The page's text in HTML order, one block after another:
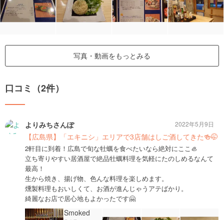
写真・動画をもっとみる
口コミ（2件）
よりみちさんぽ
【広島県】「エキニシ」エリアで3店舗はしご酒してきた🍻🤭
2軒目に到着！広島で旬な牡蠣を食べたいなら絶対にここ🦪
立ち寄りやすい居酒屋で絶品牡蠣料理を気軽にたのしめるなんて
最高！
生から焼き、揚げ物、色んな料理を楽しめます。
燻製料理もおいしくて、お酒が進んじゃうアテばかり。
綺麗なお店で居心地もよかったです🤗
2022年5月9日